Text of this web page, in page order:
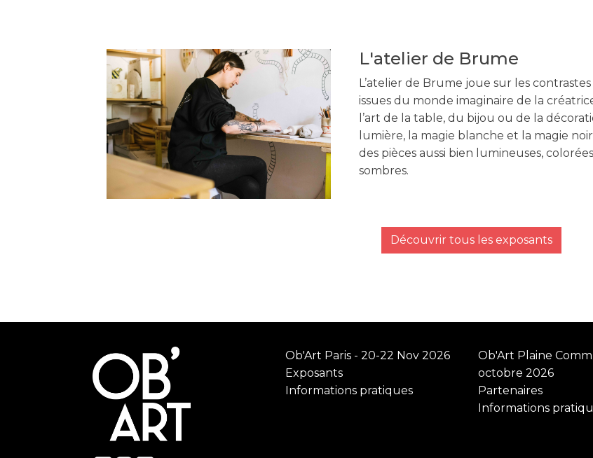
L'atelier de Brume
L’atelier de Brume joue sur les
issues du monde imaginaire de la
l’art de la table, du bijou ou de la
lumière, la magie blanche et la magie
des pièces aussi bien lumineuses,
sombres.
Découvrir tous les exposants
Ob'Art Paris - 20-22 Nov 2026
Exposants
Informations pratiques
Ob'Art Plaine
octobre 2026
Partenaires
Informations